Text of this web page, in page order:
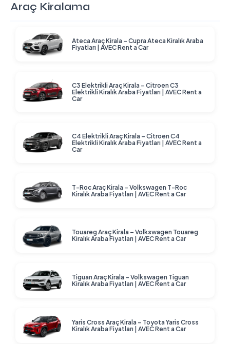
Araç Kiralama
Ateca Araç Kirala – Cupra Ateca Kiralık Araba
Fiyatları | AVEC Rent a Car
C3 Elektrikli Araç Kirala – Citroen C3
Elektrikli Kiralık Araba Fiyatları | AVEC Rent a
Car
C4 Elektrikli Araç Kirala – Citroen C4
Elektrikli Kiralık Araba Fiyatları | AVEC Rent a
Car
T-Roc Araç Kirala – Volkswagen T-Roc
Kiralık Araba Fiyatları | AVEC Rent a Car
Touareg Araç Kirala – Volkswagen Touareg
Kiralık Araba Fiyatları | AVEC Rent a Car
Tiguan Araç Kirala – Volkswagen Tiguan
Kiralık Araba Fiyatları | AVEC Rent a Car
Yaris Cross Araç Kirala – Toyota Yaris Cross
Kiralık Araba Fiyatları | AVEC Rent a Car